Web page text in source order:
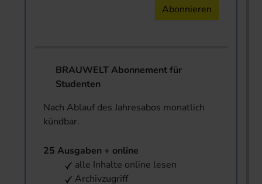
Abonnieren
BRAUWELT Abonnement für
Studenten
Nach Ablauf des Jahresabos monatlich
kündbar.
25 Ausgaben + online
alle Inhalte online lesen
Archivzugriff